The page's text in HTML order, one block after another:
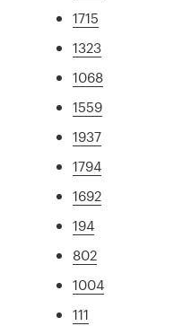
1715
1323
1068
1559
1937
1794
1692
194
802
1004
111